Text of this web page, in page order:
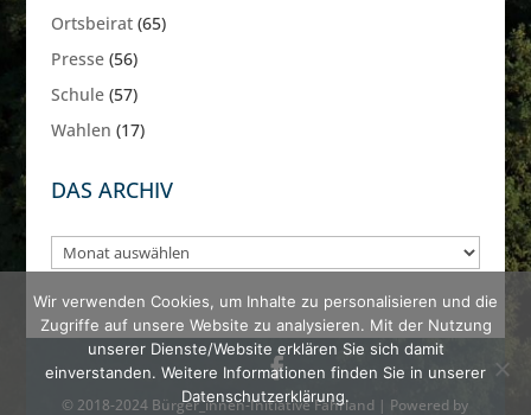
Ortsbeirat(65)
Presse(56)
Schule(57)
Wahlen (17)
DAS ARCHIV
Das
Archiv
© 2018-2024 Bürger_innen-Initiative Fahrland | Powered by
Wir verwenden Cookies, um Inhalte zu personalisieren und die
Zugriffe auf unsere Website zu analysieren. Mit der Nutzung
unserer Dienste/Website erklären Sie sich damit
einverstanden. Weitere Informationen finden Sie in unserer
Datenschutzerklärung.